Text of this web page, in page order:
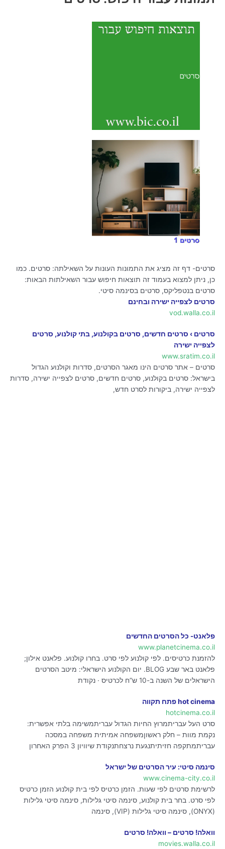
סרטים- דף זה מציג את התמונות העונות על השאילתה: סרטים. כמו
כן, ניתן למצוא בעמוד זה תוצאות חיפוש עבור השאילתות הבאות:
סרטים בנטפליקס, סרטים בסינמה סיטי.
סרטים לצפייה ישירה ובחינם
vod.walla.co.il
סרטים › סרטים חדשים, סרטים בקולנוע, בתי קולנוע, סרטים
לצפייה ישירה
www.sratim.co.il
סרטים – אתר סרטים הינו מאגר הסרטים, סדרות וקולנוע הגדול
בישראל: סרטים בקולנוע, סרטים חדשים, סרטים לצפייה ישירה, סדרות
לצפייה ישירה, ביקורות לסרט חדש,
פלאנט- כל הסרטים החדשים
www.planetcinema.co.il
להזמנת כרטיסים. לפי קולנוע לפי סרט. בחרו קולנוע. פלאנט אילון;
פלאנט באר שבע BLOG. יום הקולנוע הישראלי: מיטב הסרטים
הישראלים של השנה ב-10 ש”ח לכרטיס · נקודת
hot cinema פתח תקווה
hotcinema.co.il
סרט העל עבריתמרוץ החיות הגדול עבריתמשימה בלתי אפשרית:
נקמת מוות – חלק ראשוןמשפחה אמיתית משפחה במסכה
עבריתמתקפה חזיתיתנגעת נרצחתנקודת שיוויון 3 הפרק האחרון
סינמה סיטי: עיר הסרטים של ישראל
www.cinema-city.co.il
לרשימת סרטים לפי שעות. הזמן כרטיס לפי בית קולנוע הזמן כרטיס
לפי סרט. בחר בית קולנוע, סינמה סיטי גלילות, סינמה סיטי גלילות
(ONYX), סינמה סיטי גלילות (VIP), סינמה
וואלה! סרטים – וואלה! סרטים
movies.walla.co.il